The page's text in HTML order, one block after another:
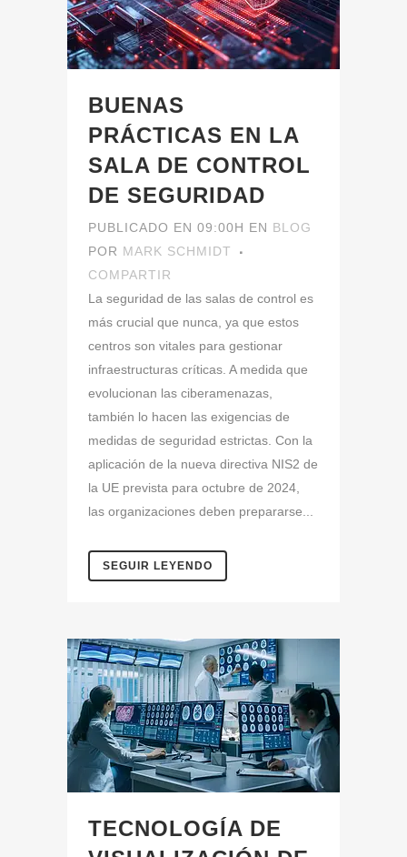
BUENAS
PRÁCTICAS EN LA
SALA DE CONTROL
DE SEGURIDAD
PUBLICADO EN 09:00H EN BLOG
POR MARK SCHMIDT
COMPARTIR
La seguridad de las salas de control es
más crucial que nunca, ya que estos
centros son vitales para gestionar
infraestructuras críticas. A medida que
evolucionan las ciberamenazas,
también lo hacen las exigencias de
medidas de seguridad estrictas. Con la
aplicación de la nueva directiva NIS2 de
la UE prevista para octubre de 2024,
las organizaciones deben prepararse...
SEGUIR LEYENDO
TECNOLOGÍA DE